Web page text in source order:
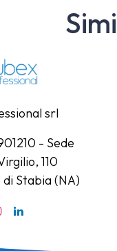
srl
- Sede
110
Stabia (NA)